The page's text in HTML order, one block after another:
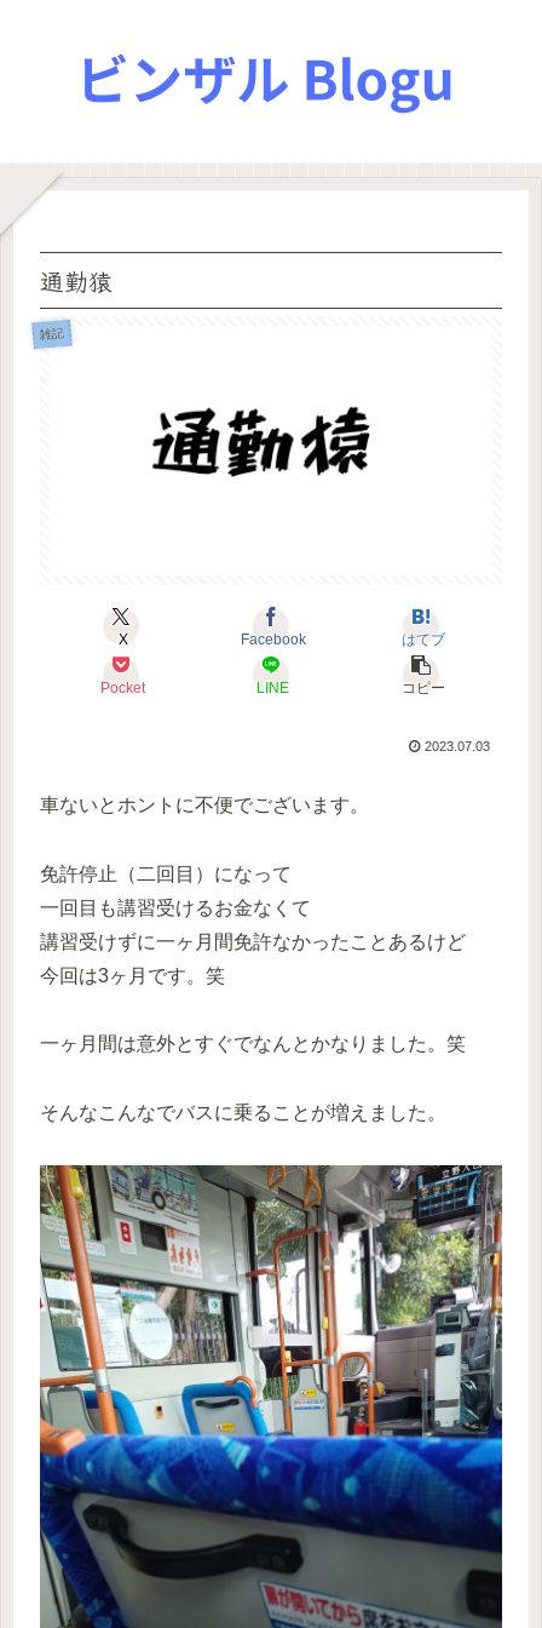
通勤猿
雑記
X Facebook はてブ
Pocket LINE コピー
2023.07.03
車ないとホントに不便でございます。
免許停止（二回目）になって
一回目も講習受けるお金なくて
講習受けずに一ヶ月間免許なかったことあるけど
今回は3ヶ月です。笑
一ヶ月間は意外とすぐでなんとかなりました。笑
そんなこんなでバスに乗ることが増えました。